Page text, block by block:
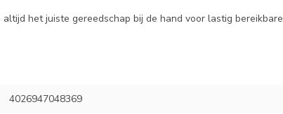
altijd het juiste gereedschap bij de hand voor lastig bereikbare
4026947048369